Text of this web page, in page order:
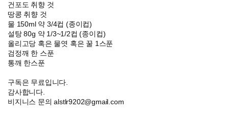
건포도 취향 것
땅콩 취향 것
물 150ml 약 3/4컵 (종이컵)
설탕 80g 약 1/3~1/2컵 (종이컵)
올리고당 혹은 물엿 혹은 꿀 1스푼
검정깨 한 스푼
통깨 한스푼
구독은 무료입니다.
감사합니다.
비지니스 문의 alstlr9202@gmail.com